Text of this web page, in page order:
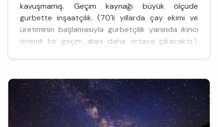
kavuşmamış. Geçim kaynağı büyük ölçüde
gurbette inşaatçılık. (70'li yıllarda çay ekimi ve
üretiminin başlamasıyla gurbetçilik yanında ikinci
önemli bir geçim alanı daha ortaya çıkacaktır).